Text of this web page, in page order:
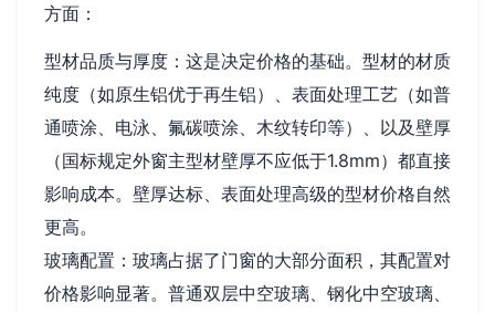
方面：
型材品质与厚度：这是决定价格的基础。型材的材质
纯度（如原生铝优于再生铝）、表面处理工艺（如普
通喷涂、电泳、氟碳喷涂、木纹转印等）、以及壁厚
（国标规定外窗主型材壁厚不应低于1.8mm）都直接
影响成本。壁厚达标、表面处理高级的型材价格自然
更高。
玻璃配置：玻璃占据了门窗的大部分面积，其配置对
价格影响显著。普通双层中空玻璃、钢化中空玻璃、